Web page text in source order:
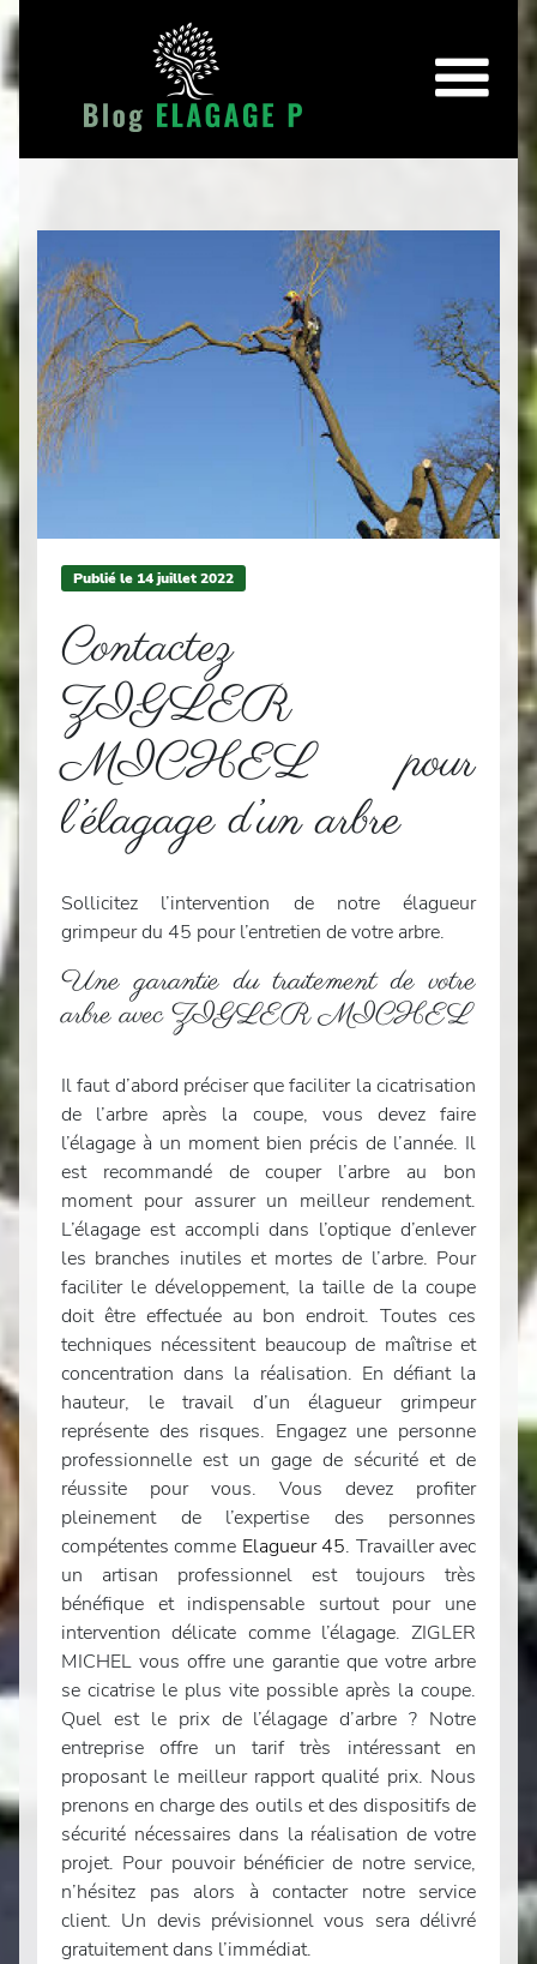
Publié le 14juillet 2022
Contactez
ZIGLER
MICHEL pour
l’élagage d’un arbre
Sollicitez l’intervention de notre élagueur
grimpeur du 45 pour l’entretien de votre arbre.
Une garantie du traitement de votre
arbre avec ZIGLER MICHEL
Il faut d’abord préciser que faciliter la cicatrisation
de l’arbre après la coupe, vous devez faire
l’élagage à un moment bien précis de l’année. Il
est recommandé de couper l’arbre au bon
moment pour assurer un meilleur rendement.
L’élagage est accompli dans l’optique d’enlever
les branches inutiles et mortes de l’arbre. Pour
faciliter le développement, la taille de la coupe
doit être effectuée au bon endroit. Toutes ces
techniques nécessitent beaucoup de maîtrise et
concentration dans la réalisation. En défiant la
hauteur, le travail d’un élagueur grimpeur
représente des risques. Engagez une personne
professionnelle est un gage de sécurité et de
réussite pour vous. Vous devez profiter
pleinement de l’expertise des personnes
compétentes comme Elagueur 45. Travailler avec
un artisan professionnel est toujours très
bénéfique et indispensable surtout pour une
intervention délicate comme l’élagage. ZIGLER
MICHEL vous offre une garantie que votre arbre
se cicatrise le plus vite possible après la coupe.
Quel est le prix de l’élagage d’arbre ? Notre
entreprise offre un tarif très intéressant en
proposant le meilleur rapport qualité prix. Nous
prenons en charge des outils et des dispositifs de
sécurité nécessaires dans la réalisation de votre
projet. Pour pouvoir bénéficier de notre service,
n’hésitez pas alors à contacter notre service
client. Un devis prévisionnel vous sera délivré
gratuitement dans l’immédiat.